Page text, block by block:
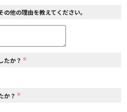
ミックパルフェ
閉じる
他の理由を教えてください。
たか？ ※
か？ ※